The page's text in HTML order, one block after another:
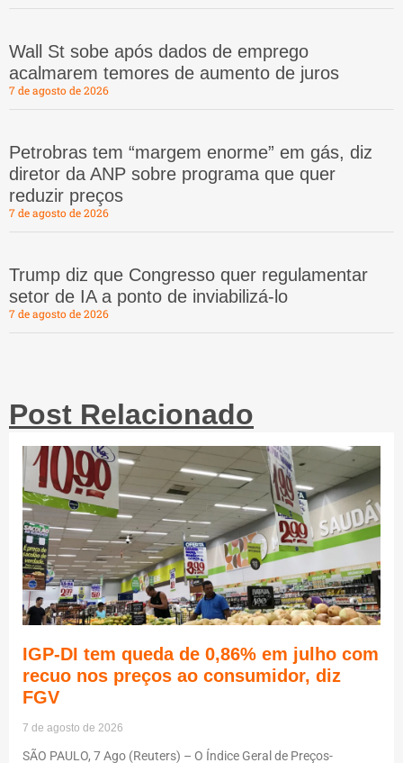
Wall St sobe após dados de emprego
acalmarem temores de aumento de juros
7 de agosto de 2026
Petrobras tem “margem enorme” em gás, diz
diretor da ANP sobre programa que quer
reduzir preços
7 de agosto de 2026
Trump diz que Congresso quer regulamentar
setor de IA a ponto de inviabilizá-lo
7 de agosto de 2026
Post Relacionado
IGP-DI tem queda de 0,86% em julho com
recuo nos preços ao consumidor, diz
FGV
7 de agosto de 2026
SÃO PAULO, 7 Ago (Reuters) – O Índice Geral de Preços-